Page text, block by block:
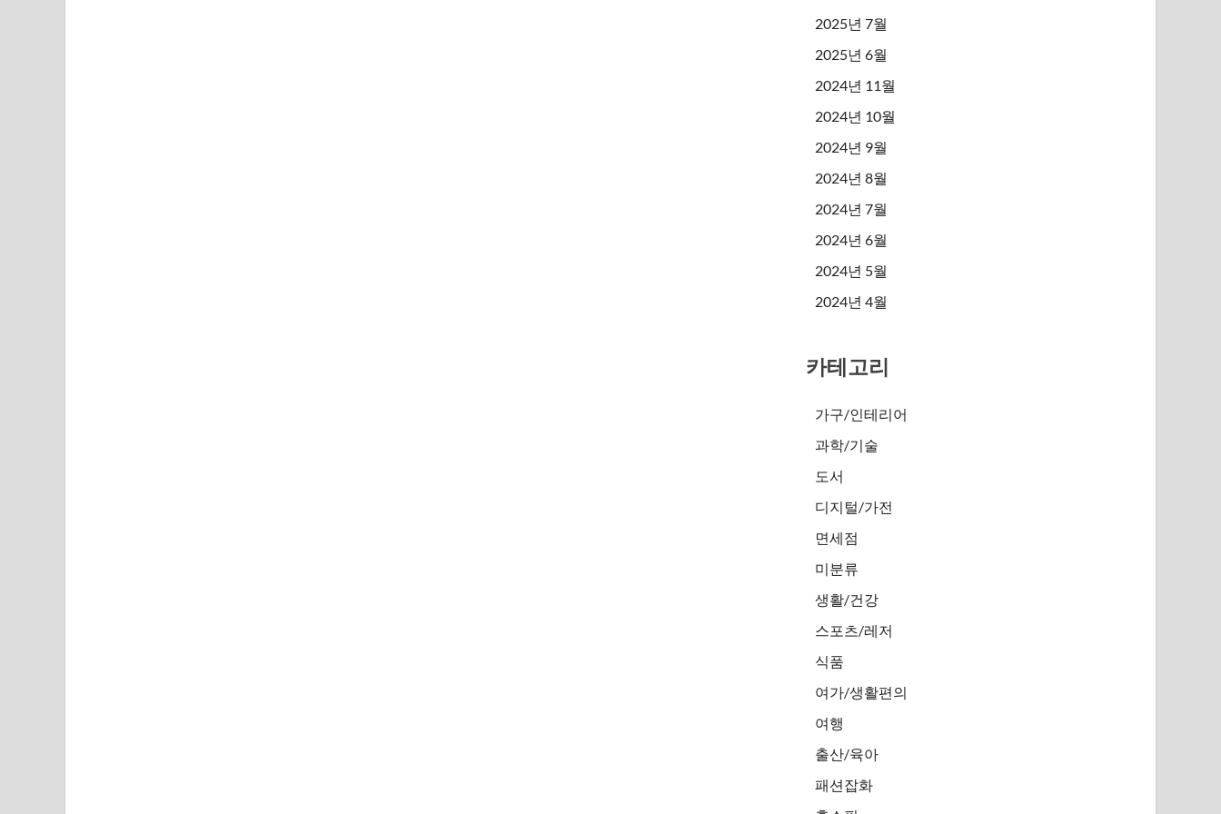
2025년 7월
2025년 6월
2024년 11월
2024년 10월
2024년 9월
2024년 8월
2024년 7월
2024년 6월
2024년 5월
2024년 4월
카테고리
가구/인테리어
과학/기술
도서
디지털/가전
면세점
미분류
생활/건강
스포츠/레저
식품
여가/생활편의
여행
출산/육아
패션잡화